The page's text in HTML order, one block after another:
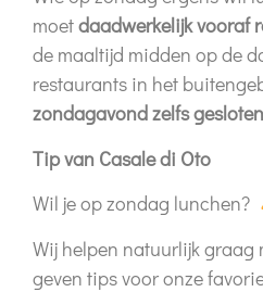
moetdaadwerkelijk vooraf
de maaltijd midden op de
restaurants in het
zondagavond zelfs gesloten
Tip van Casale di Oto
Wil je op zondag lunchen?
Wij helpen natuurlijk graag
geven tips voor onze